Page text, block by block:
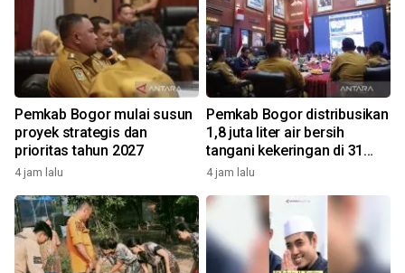
Pemkab Bogor mulai susun
proyek strategis dan
prioritas tahun 2027
4 jam lalu
Pemkab Bogor distribusikan
1,8 juta liter air bersih
tangani kekeringan di 31
kecamatan
4 jam lalu